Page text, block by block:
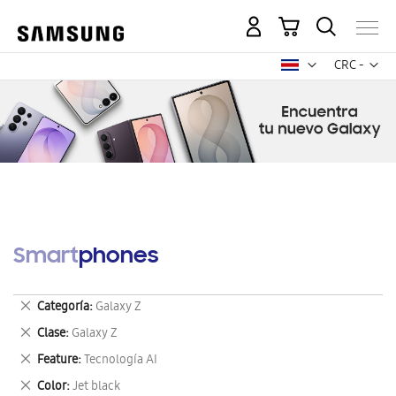
CRC -
colón
Mi carrito
Smartphones
Categoría Galaxy Z
Eliminar
este
artículo
Clase Galaxy Z
Eliminar
este
artículo
Feature Tecnología AI
Eliminar
este
Color Jet black
Eliminar